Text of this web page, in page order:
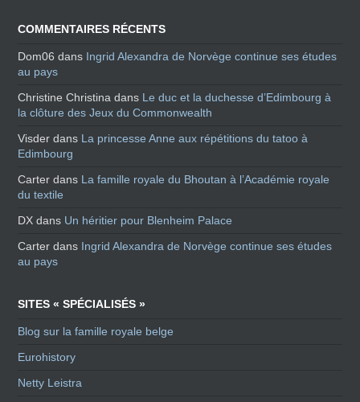
COMMENTAIRES RÉCENTS
Dom06 dans Ingrid Alexandra de Norvège continue ses études
au pays
Christine Christina dans Le duc et la duchesse d’Edimbourg à
la clôture des Jeux du Commonwealth
Visder dans La princesse Anne aux répétitions du tatoo à
Edimbourg
Carter dans La famille royale du Bhoutan à l’Académie royale
du textile
DX dans Un héritier pour Blenheim Palace
Carter dans Ingrid Alexandra de Norvège continue ses études
au pays
SITES « SPÉCIALISÉS »
Blog sur la famille royale belge
Eurohistory
Netty Leistra